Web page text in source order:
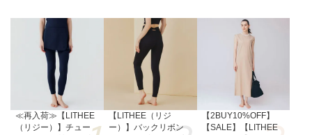
≪再入荷≫【LITHEE
（リジー）】チュー
【LITHEE（リジ
ー）】バックリボン
【2BUY10%OFF】
【SALE】【LITHEE